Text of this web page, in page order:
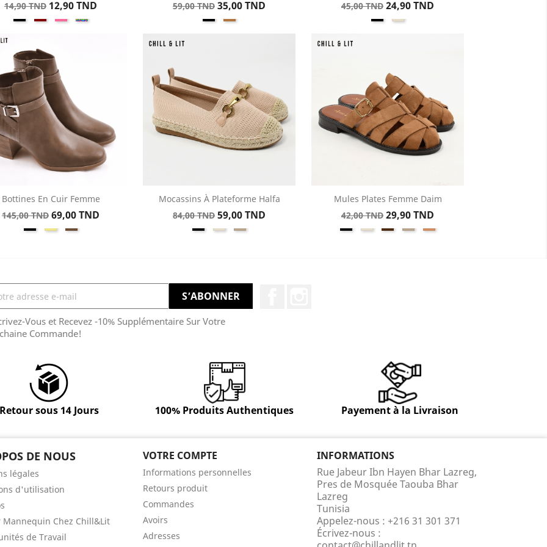
Prix
de
14,90 TND Prix
12,90 TND
Prix
59,00 TND Prix
35,00 TND
Prix
45,00 TND Prix
24,90 TND
Bottines En Cuir Femme
Prix
145,00 TND Prix
69,00 TND

Mocassins À Plateforme Halfa
Prix
84,00 TND Prix
59,00 TND

Mules Plates Femme Daim
Prix
de
42,00 TND Prix
29,90 TND

Vous et Recevez -10% Supplémentaire Sur Votre
Commande!
Retour sous 14 Jours 100% Produits Authentiques Payement à la Livraison
DE NOUS
légales
d'utilisation
Mannequin Chez Chill&Lit
de Travail
VOTRE COMPTE
Informations personnelles
Retours produit
Commandes
Avoirs
Adresses
INFORMATIONS
Rue Jabeur Ibn Hayen Bhar Lazreg,
Pres de Mosquée Taouba Bhar
Lazreg
Tunisia
Appelez-nous : +216 31 301 371
Écrivez-nous :